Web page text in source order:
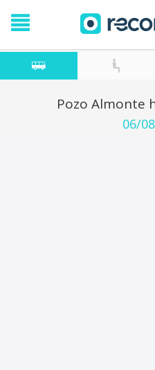
Pozo Almonte
06/